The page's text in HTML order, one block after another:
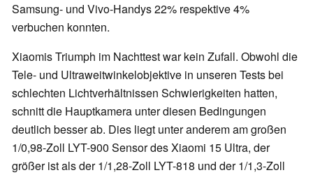
Samsung- und Vivo-Handys 22% respektive 4%
verbuchen konnten.
Xiaomis Triumph im Nachttest war kein Zufall. Obwohl die
Tele- und Ultraweitwinkelobjektive in unseren Tests bei
schlechten Lichtverhältnissen Schwierigkeiten hatten,
schnitt die Hauptkamera unter diesen Bedingungen
deutlich besser ab. Dies liegt unter anderem am großen
1/0,98-Zoll LYT-900 Sensor des Xiaomi 15 Ultra, der
größer ist als der 1/1,28-Zoll LYT-818 und der 1/1,3-Zoll